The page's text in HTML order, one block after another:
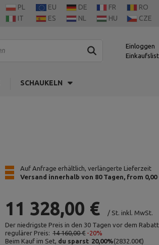
PL EU DE FR
RO
IT
ES NL HU CZE
Einloggen
SCHAUKELN
Auf Anfrage erhältlich, verlängerte Lieferzeit
Versand innerhalb von 80 Tagen from 0,00
11 328,00 € / St. inkl. MwSt.
Der niedrigste Preis in den 30 Tagen vor dem
regulärer Preis: 14 160,00 € -20%
Beim Kauf im Set, du sparst 20,00%(2832.00€)